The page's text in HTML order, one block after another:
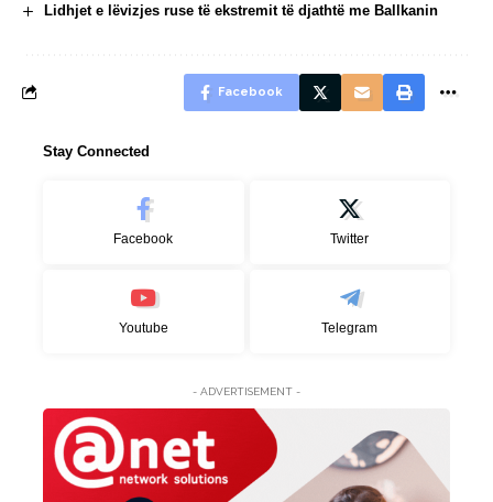
Lidhjet e lëvizjes ruse të ekstremit të djathtë me Ballkanin
Facebook
Stay Connected
Facebook Twitter
Youtube Telegram
- ADVERTISEMENT -